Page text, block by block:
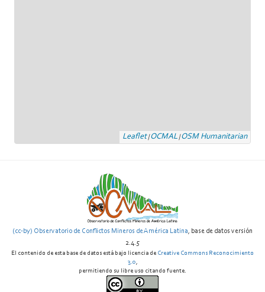
Leaflet|OCMAL|OSM Humanitarian
(cc-by) Observatorio de Conflictos Mineros de América Latina, base de datos versión
2.4.5
El contenido de esta base de datos está bajo licencia de Creative Commons Reconocimiento
3.0,
permitiendo su libre uso citando fuente.